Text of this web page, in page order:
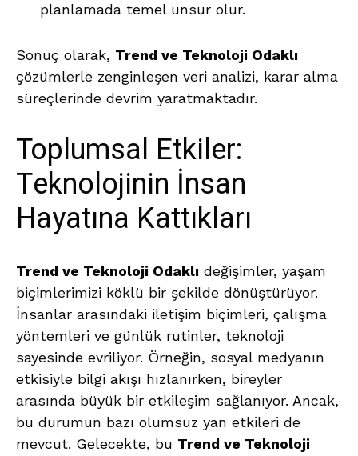
planlamada temel unsur olur.
Sonuç olarak, Trend ve Teknoloji Odaklı
çözümlerle zenginleşen veri analizi, karar alma
süreçlerinde devrim yaratmaktadır.
Toplumsal Etkiler:
Teknolojinin İnsan
Hayatına Kattıkları
Trend ve Teknoloji Odaklı değişimler, yaşam
biçimlerimizi köklü bir şekilde dönüştürüyor.
İnsanlar arasındaki iletişim biçimleri, çalışma
yöntemleri ve günlük rutinler, teknoloji
sayesinde evriliyor. Örneğin, sosyal medyanın
etkisiyle bilgi akışı hızlanırken, bireyler
arasında büyük bir etkileşim sağlanıyor. Ancak,
bu durumun bazı olumsuz yan etkileri de
mevcut. Gelecekte, bu Trend ve Teknoloji